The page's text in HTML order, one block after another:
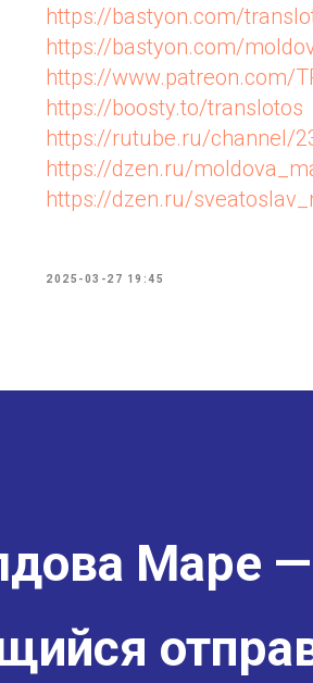
https://bastyon.com/
https://bastyon.com/
https://www.patreon.com/
https://boosty.to/translotos
https://rutube.ru/channel/
https://dzen.ru/
https://dzen.ru/
2025-03-27 19:45
Маре —